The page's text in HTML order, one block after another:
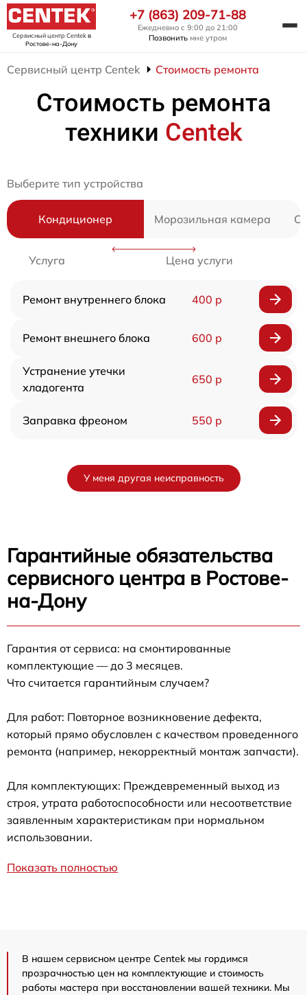
Сервисный центр Centekв
Ростове-на-Дону
+7 (863) 209-71-88
Ежедневно с 9:00 до 21:00
Позвонить мне утром
Сервисный центр Centek Стоимость ремонта
Стоимость ремонта
техники Centek
Выберите тип устройства
Кондиционер Морозильная камера
Услуга Цена услуги
Ремонт внутреннего блока 400 р
Ремонт внешнего блока 600 р
Устранение утечки
хладогента
650 р
Заправка фреоном 550 р
У меня другая неисправность
Гарантийные обязательства
сервисного центра в Ростове-
на-Дону
Гарантия от сервиса: на смонтированные
комплектующие — до 3 месяцев.
Что считается гарантийным случаем?
Для работ: Повторное возникновение дефекта,
который прямо обусловлен с качеством проведенного
ремонта (например, некорректный монтаж запчасти).
Для комплектующих: Преждевременный выход из
строя, утрата работоспособности или несоответствие
заявленным характеристикам при нормальном
использовании.
Показать полностью
В нашем сервисном центре Centek мы гордимся
прозрачностью цен на комплектующие и стоимость
работы мастера при восстановлении вашей техники. Мы